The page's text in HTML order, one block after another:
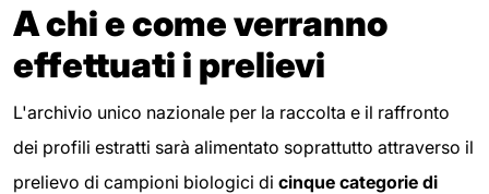
A chi e come verranno
effettuati i prelievi
L'archivio unico nazionale per la raccolta e il raffronto
dei profili estratti sarà alimentato soprattutto attraverso il
prelievo di campioni biologici di cinque categorie di